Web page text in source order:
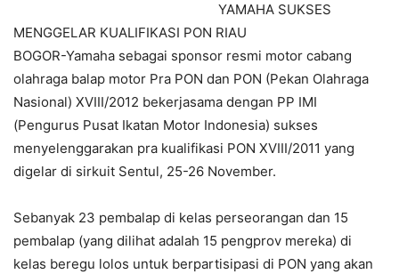
YAMAHA SUKSES
MENGGELAR KUALIFIKASI PON RIAU
BOGOR-Yamaha sebagai sponsor resmi motor cabang
olahraga balap motor Pra PON dan PON (Pekan Olahraga
Nasional) XVIII/2012 bekerjasama dengan PP IMI
(Pengurus Pusat Ikatan Motor Indonesia) sukses
menyelenggarakan pra kualifikasi PON XVIII/2011 yang
digelar di sirkuit Sentul, 25-26 November.
Sebanyak 23 pembalap di kelas perseorangan dan 15
pembalap (yang dilihat adalah 15 pengprov mereka) di
kelas beregu lolos untuk berpartisipasi di PON yang akan